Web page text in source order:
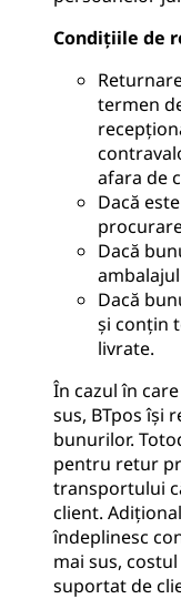
Condițiile de
termen
afara de
Dacă
Dacă
Dacă
și conțin
livrate.
În cazul în
sus, BTpos își
bunurilor.
pentru retur
transportului
client.
îndeplinesc
mai sus,
suportat de